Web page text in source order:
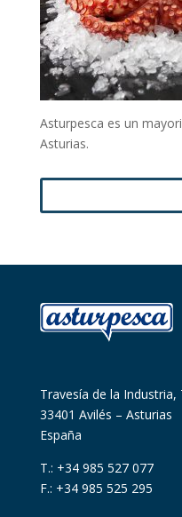
Asturpesca es un
Asturias.
Travesía de la Industria,
33401 Avilés – Asturias
España
T.: +34 985 527 077
F.: +34 985 525 295